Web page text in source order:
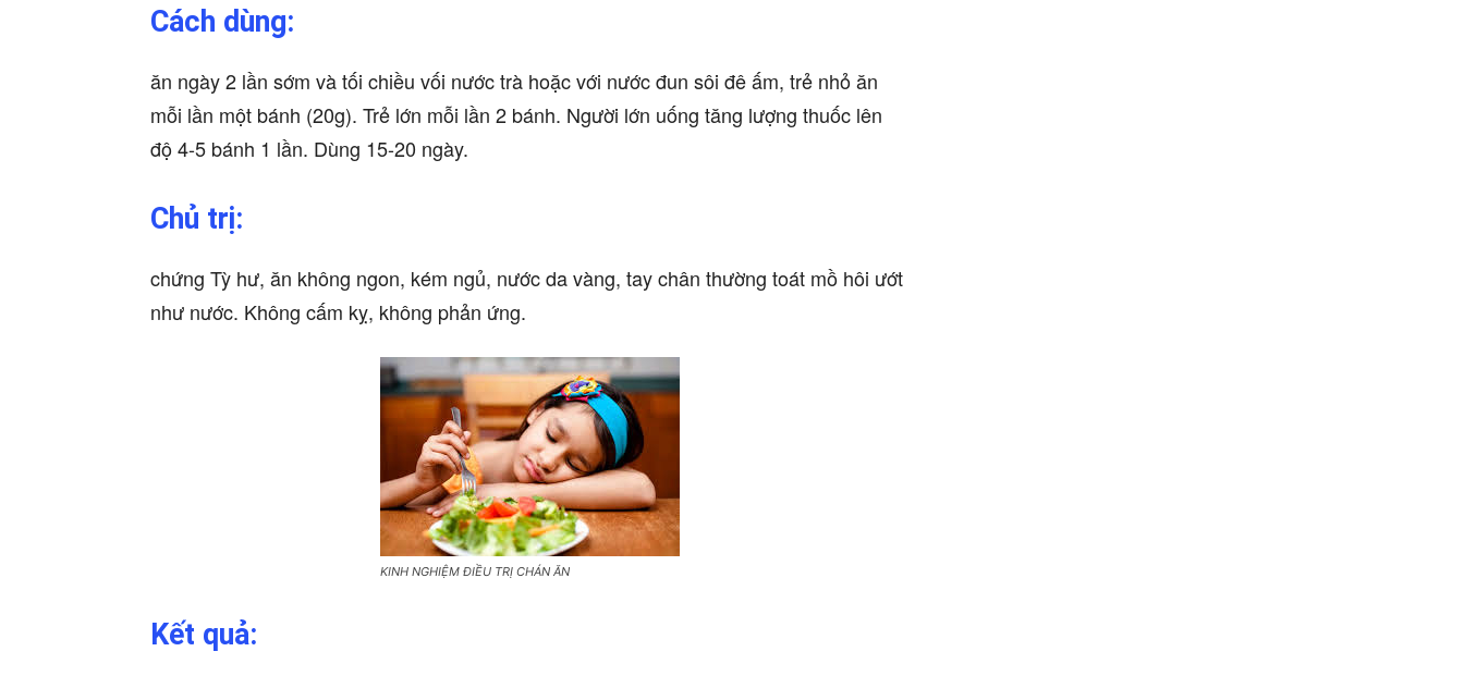
Cách dùng:
ăn ngày 2 lần sớm và tối chiều vối nước trà hoặc với nước đun sôi đê ấm, trẻ nhỏ ăn
mỗi lần một bánh (20g). Trẻ lớn mỗi lần 2 bánh. Người lớn uống tăng lượng thuốc lên
độ 4-5 bánh 1 lần. Dùng 15-20 ngày.
Chủ trị:
chứng Tỳ hư, ăn không ngon, kém ngủ, nước da vàng, tay chân thường toát mồ hôi ướt
như nước. Không cấm kỵ, không phản ứng.
KINH NGHIỆM ĐIỀU TRỊ CHÁN ĂN
Kết quả: